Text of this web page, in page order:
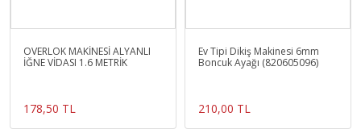
OVERLOK MAKİNESİ ALYANLI
İĞNE VİDASI 1.6 METRİK
178,50 TL
Ev Tipi Dikiş Makinesi 6mm
Boncuk Ayağı (820605096)
210,00 TL